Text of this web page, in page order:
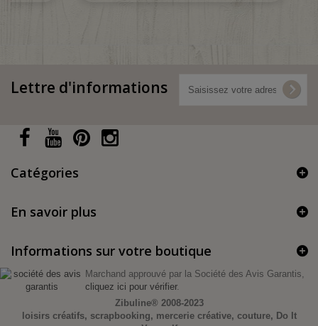
Lettre d'informations
Catégories
En savoir plus
Informations sur votre boutique
Marchand approuvé par la Société des Avis Garantis,
cliquez ici pour vérifier.
Zibuline® 2008-2023
loisirs créatifs, scrapbooking, mercerie créative, couture, Do It